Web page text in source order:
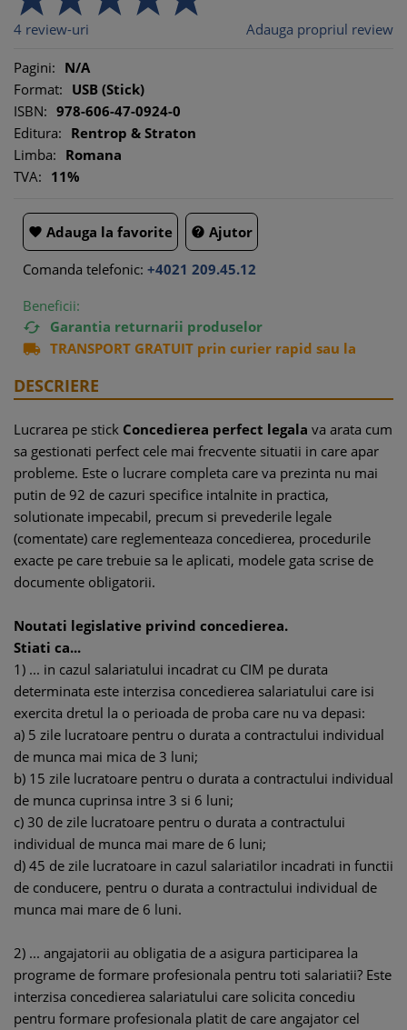
4 review-uri Adauga propriul review
Pagini: N/A
Format: USB (Stick)
ISBN: 978-606-47-0924-0
Editura: Rentrop & Straton
Limba: Romana
TVA: 11%
 Adauga la favorite  Ajutor
Comanda telefonic: +4021 209.45.12
Beneficii:
 Garantia returnarii produselor
 TRANSPORT GRATUIT prin curier rapid sau la
DESCRIERE
Lucrarea pe stick Concedierea perfect legala va arata cum
sa gestionati perfect cele mai frecvente situatii in care apar
probleme. Este o lucrare completa care va prezinta nu mai
putin de 92 de cazuri specifice intalnite in practica,
solutionate impecabil, precum si prevederile legale
(comentate) care reglementeaza concedierea, procedurile
exacte pe care trebuie sa le aplicati, modele gata scrise de
documente obligatorii.
Noutati legislative privind concedierea.
Stiati ca...
1) ... in cazul salariatului incadrat cu CIM pe durata
determinata este interzisa concedierea salariatului care isi
exercita dretul la o perioada de proba care nu va depasi:
a) 5 zile lucratoare pentru o durata a contractului individual
de munca mai mica de 3 luni;
b) 15 zile lucratoare pentru o durata a contractului individual
de munca cuprinsa intre 3 si 6 luni;
c) 30 de zile lucratoare pentru o durata a contractului
individual de munca mai mare de 6 luni;
d) 45 de zile lucratoare in cazul salariatilor incadrati in functii
de conducere, pentru o durata a contractului individual de
munca mai mare de 6 luni.
2) ... angajatorii au obligatia de a asigura participarea la
programe de formare profesionala pentru toti salariatii? Este
interzisa concedierea salariatului care solicita concediu
pentru formare profesionala platit de care angajator cel